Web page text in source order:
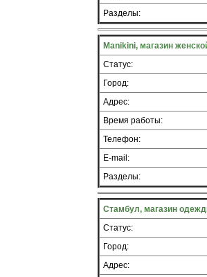
Разделы:
Manikini, магазин
Статус:
Город:
Адрес:
Время работы:
Телефон:
E-mail:
Разделы:
Стамбул, магазин
Статус:
Город:
Адрес: